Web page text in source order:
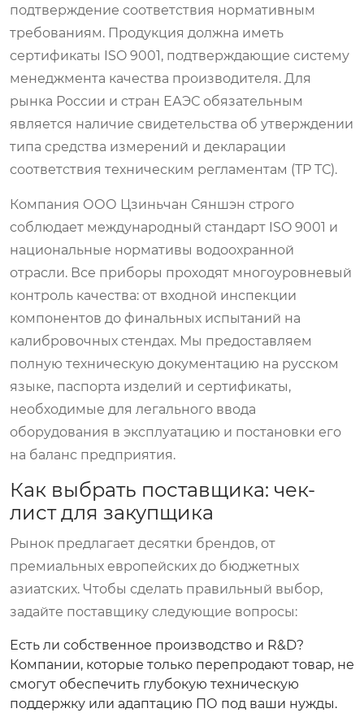
подтверждение соответствия нормативным
требованиям. Продукция должна иметь
сертификаты ISO 9001, подтверждающие систему
менеджмента качества производителя. Для
рынка России и стран ЕАЭС обязательным
является наличие свидетельства об утверждении
типа средства измерений и декларации
соответствия техническим регламентам (ТР ТС).
Компания ООО Цзиньчан Сяншэн строго
соблюдает международный стандарт ISO 9001 и
национальные нормативы водоохранной
отрасли. Все приборы проходят многоуровневый
контроль качества: от входной инспекции
компонентов до финальных испытаний на
калибровочных стендах. Мы предоставляем
полную техническую документацию на русском
языке, паспорта изделий и сертификаты,
необходимые для легального ввода
оборудования в эксплуатацию и постановки его
на баланс предприятия.
Как выбрать поставщика: чек-
лист для закупщика
Рынок предлагает десятки брендов, от
премиальных европейских до бюджетных
азиатских. Чтобы сделать правильный выбор,
задайте поставщику следующие вопросы:
Есть ли собственное производство и R&D?
Компании, которые только перепродают товар, не
смогут обеспечить глубокую техническую
поддержку или адаптацию ПО под ваши нужды.